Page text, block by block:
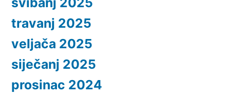
travanj 2025
veljača 2025
siječanj 2025
prosinac 2024